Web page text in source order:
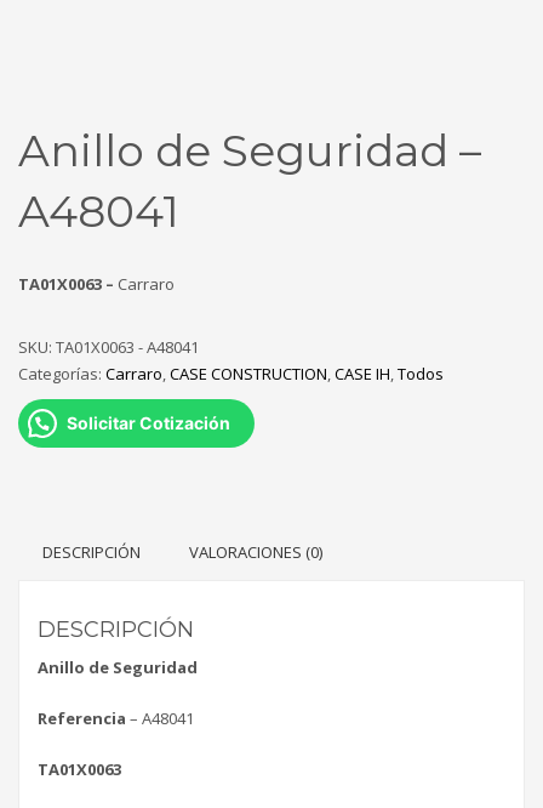
Anillo de Seguridad –
A48041
TA01X0063 – Carraro
SKU: TA01X0063 - A48041
Categorías: Carraro,CASE CONSTRUCTION,CASE IH,Todos
Solicitar Cotización
DESCRIPCIÓN VALORACIONES (0)
DESCRIPCIÓN
Anillo de Seguridad
Referencia – A48041
TA01X0063